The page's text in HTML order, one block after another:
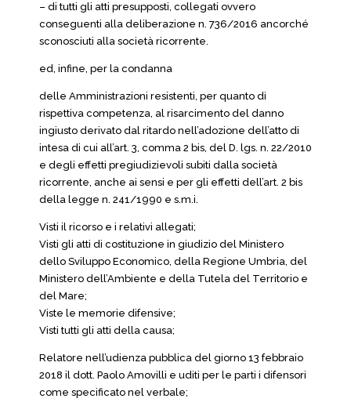
– di tutti gli atti presupposti, collegati ovvero
conseguenti alla deliberazione n. 736/2016 ancorché
sconosciuti alla società ricorrente.
ed, infine, per la condanna
delle Amministrazioni resistenti, per quanto di
rispettiva competenza, al risarcimento del danno
ingiusto derivato dal ritardo nell’adozione dell’atto di
intesa di cui all’art. 3, comma 2 bis, del D. lgs. n. 22/2010
e degli effetti pregiudizievoli subiti dalla società
ricorrente, anche ai sensi e per gli effetti dell’art. 2 bis
della legge n. 241/1990 e s.m.i.
Visti il ricorso e i relativi allegati;
Visti gli atti di costituzione in giudizio del Ministero
dello Sviluppo Economico, della Regione Umbria, del
Ministero dell’Ambiente e della Tutela del Territorio e
del Mare;
Viste le memorie difensive;
Visti tutti gli atti della causa;
Relatore nell’udienza pubblica del giorno 13 febbraio
2018 il dott. Paolo Amovilli e uditi per le parti i difensori
come specificato nel verbale;